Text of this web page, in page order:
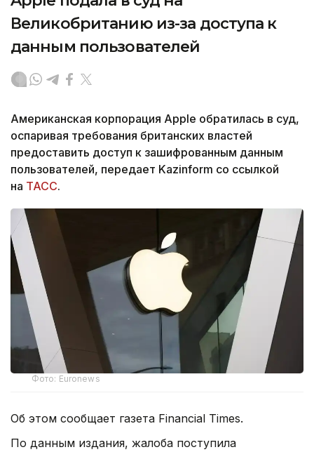
Великобританию из-за доступа к
данным пользователей
Американская корпорация Apple обратилась в суд,
оспаривая требования британских властей
предоставить доступ к зашифрованным данным
пользователей, передает Kazinform со ссылкой
на ТАСС.
Фото: Euronews
Об этом сообщает газета Financial Times.
По данным издания, жалоба поступила